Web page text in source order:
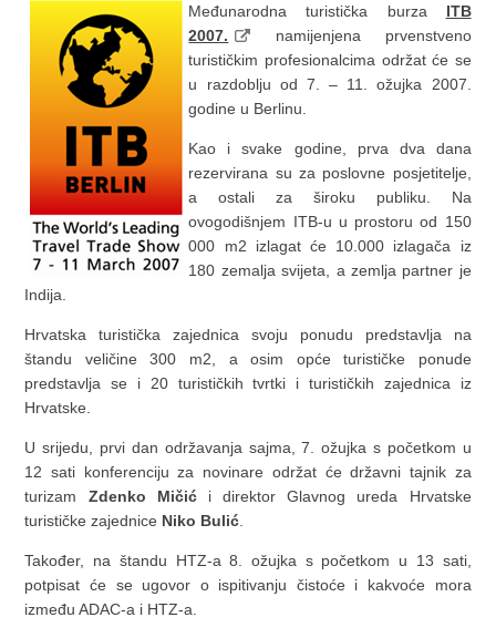
Međunarodna turistička burza ITB
2007.
namijenjena prvenstveno
turističkim profesionalcima održat će se
u razdoblju od 7. – 11. ožujka 2007.
godine u Berlinu.
Kao i svake godine, prva dva dana
rezervirana su za poslovne posjetitelje,
a ostali za široku publiku. Na
ovogodišnjem ITB-u u prostoru od 150
000 m2 izlagat će 10.000 izlagača iz
180 zemalja svijeta, a zemlja partner je
Indija.
Hrvatska turistička zajednica svoju ponudu predstavlja na
štandu veličine 300 m2, a osim opće turističke ponude
predstavlja se i 20 turističkih tvrtki i turističkih zajednica iz
Hrvatske.
U srijedu, prvi dan održavanja sajma, 7. ožujka s početkom u
12 sati konferenciju za novinare održat će državni tajnik za
turizam Zdenko Mičići direktor Glavnog ureda Hrvatske
turističke zajednice Niko Bulić
Također, na štandu HTZ-a 8. ožujka s početkom u 13 sati,
potpisat će se ugovor o ispitivanju čistoće i kakvoće mora
između ADAC-a i HTZ-a.